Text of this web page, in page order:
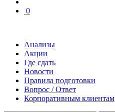
0
Анализы
Акции
Где сдать
Новости
Правила подготовки
Вопрос / Ответ
Корпоративным клиентам